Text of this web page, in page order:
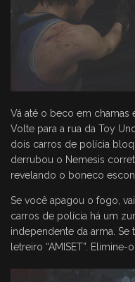
Vá até o beco em chamas
Volte para a rua da Toy
dois carros de polícia
derrubou o Nemesis
revelando o boneco
Se você apagou o fogo,
carros de polícia há um
independente da arma. Se
letreiro “AMISET”. Elimine-o.